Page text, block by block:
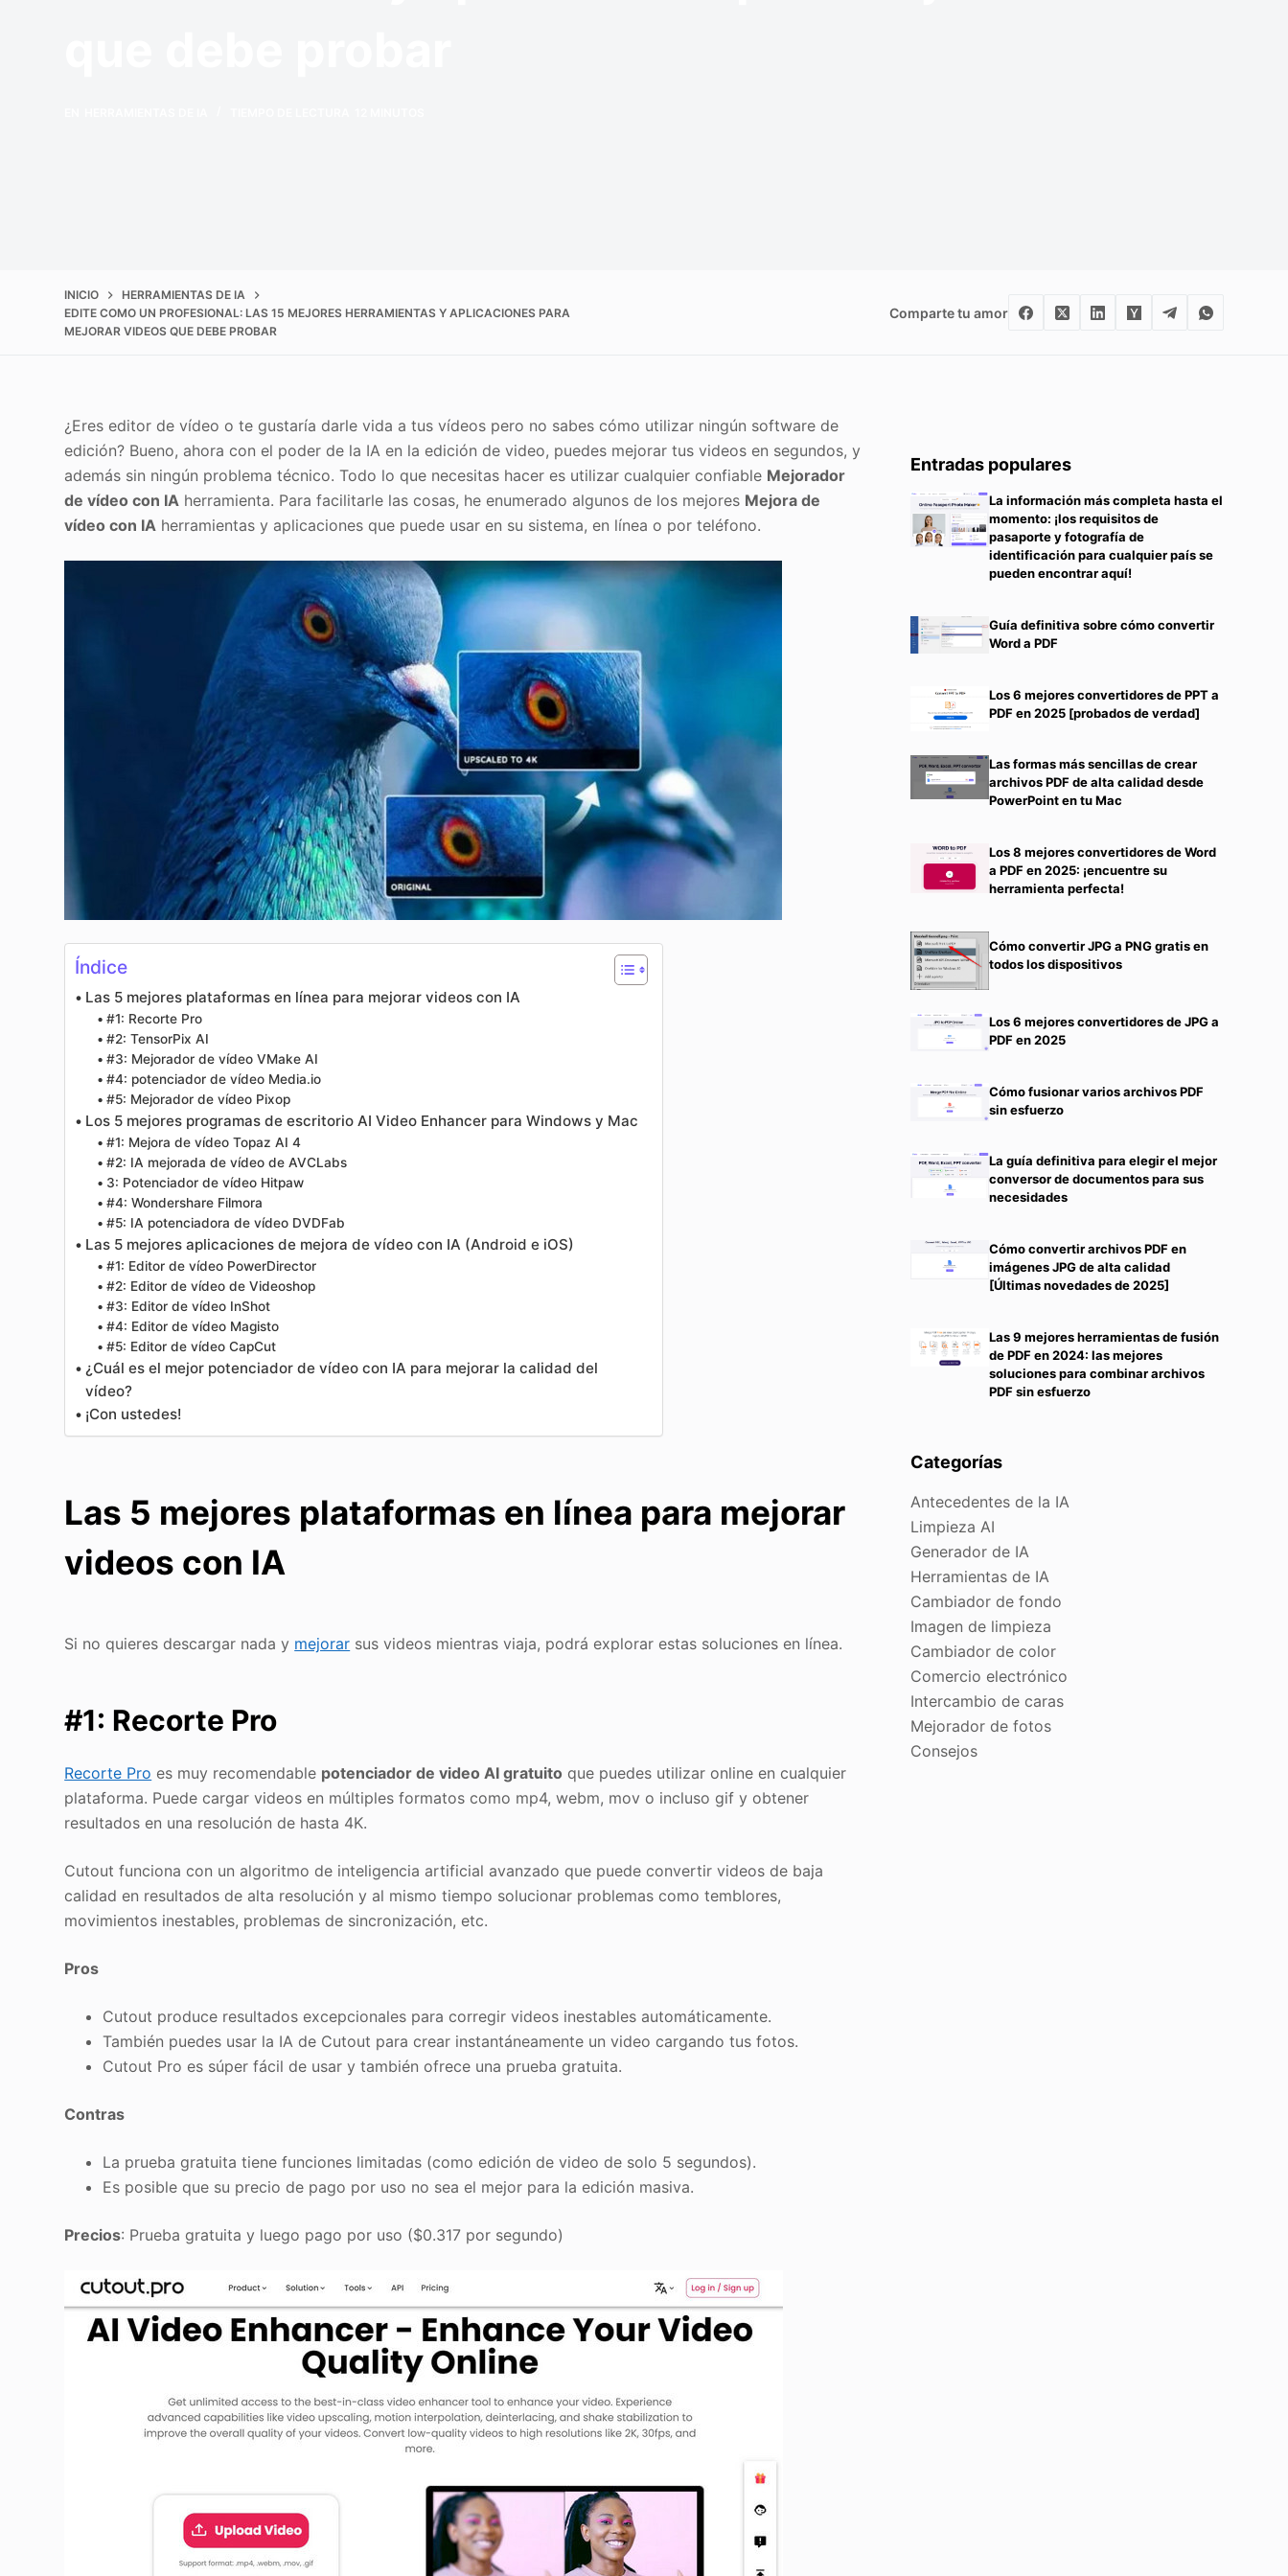
INICIO
HERRAMIENTAS DE IA
EDITE COMO UN PROFESIONAL: LAS 15 MEJORES HERRAMIENTAS Y APLICACIONES PARA
MEJORAR VIDEOS QUE DEBE PROBAR
Comparte tu amor
¿Eres editor de vídeo o te gustaría darle vida a tus vídeos pero no sabes cómo utilizar ningún software de
edición? Bueno, ahora con el poder de la IA en la edición de video, puedes mejorar tus videos en segundos, y
además sin ningún problema técnico. Todo lo que necesitas hacer es utilizar cualquier confiable Mejorador
de vídeo con IA herramienta. Para facilitarle las cosas, he enumerado algunos de los mejores Mejora de
vídeo con IA herramientas y aplicaciones que puede usar en su sistema, en línea o por teléfono.
Índice
Las 5 mejores plataformas en línea para mejorar videos con IA
#1: Recorte Pro
#2: TensorPix AI
#3: Mejorador de vídeo VMake AI
#4: potenciador de vídeo Media.io
#5: Mejorador de vídeo Pixop
Los 5 mejores programas de escritorio AI Video Enhancer para Windows y Mac
#1: Mejora de vídeo Topaz AI 4
#2: IA mejorada de vídeo de AVCLabs
3: Potenciador de vídeo Hitpaw
#4: Wondershare Filmora
#5: IA potenciadora de vídeo DVDFab
Las 5 mejores aplicaciones de mejora de vídeo con IA (Android e iOS)
#1: Editor de vídeo PowerDirector
#2: Editor de vídeo de Videoshop
#3: Editor de vídeo InShot
#4: Editor de vídeo Magisto
#5: Editor de vídeo CapCut
¿Cuál es el mejor potenciador de vídeo con IA para mejorar la calidad del
vídeo?
¡Con ustedes!
Las 5 mejores plataformas en línea para mejorar
videos con IA
Si no quieres descargar nada y mejorar sus videos mientras viaja, podrá explorar estas soluciones en línea.
#1: Recorte Pro
Recorte Pro es muy recomendable potenciador de video AI gratuito que puedes utilizar online en cualquier
plataforma. Puede cargar videos en múltiples formatos como mp4, webm, mov o incluso gif y obtener
resultados en una resolución de hasta 4K.
Cutout funciona con un algoritmo de inteligencia artificial avanzado que puede convertir videos de baja
calidad en resultados de alta resolución y al mismo tiempo solucionar problemas como temblores,
movimientos inestables, problemas de sincronización, etc.
Pros
Cutout produce resultados excepcionales para corregir videos inestables automáticamente.
También puedes usar la IA de Cutout para crear instantáneamente un video cargando tus fotos.
Cutout Pro es súper fácil de usar y también ofrece una prueba gratuita.
Contras
La prueba gratuita tiene funciones limitadas (como edición de video de solo 5 segundos).
Es posible que su precio de pago por uso no sea el mejor para la edición masiva.
Precios: Prueba gratuita y luego pago por uso ($0.317 por segundo)
Entradas populares
La información más completa hasta el
momento: ¡los requisitos de
pasaporte y fotografía de
identificación para cualquier país se
pueden encontrar aquí!
Guía definitiva sobre cómo convertir
Word a PDF
Los 6 mejores convertidores de PPT a
PDF en 2025 [probados de verdad]
Las formas más sencillas de crear
archivos PDF de alta calidad desde
PowerPoint en tu Mac
Los 8 mejores convertidores de Word
a PDF en 2025: ¡encuentre su
herramienta perfecta!
Cómo convertir JPG a PNG gratis en
todos los dispositivos
Los 6 mejores convertidores de JPG a
PDF en 2025
Cómo fusionar varios archivos PDF
sin esfuerzo
La guía definitiva para elegir el mejor
conversor de documentos para sus
necesidades
Cómo convertir archivos PDF en
imágenes JPG de alta calidad
[Últimas novedades de 2025]
Las 9 mejores herramientas de fusión
de PDF en 2024: las mejores
soluciones para combinar archivos
PDF sin esfuerzo
Categorías
Antecedentes de la IA
Limpieza AI
Generador de IA
Herramientas de IA
Cambiador de fondo
Imagen de limpieza
Cambiador de color
Comercio electrónico
Intercambio de caras
Mejorador de fotos
Consejos